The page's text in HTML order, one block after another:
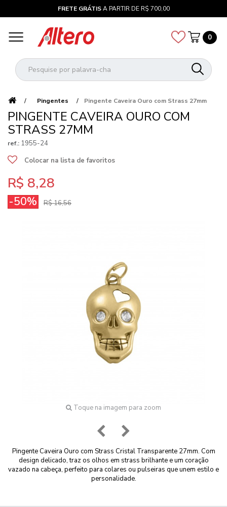
FRETE GRÁTISA PARTIR DE R$ 700,00
0
Pingentes Pingente Caveira Ouro com Strass 27mm
PINGENTE CAVEIRA OURO COM
STRASS 27MM
ref.: 1955-24
Colocar na lista de favoritos
R$ 8,28
-50% R$ 16,56
Toque na imagem para zoom
Pingente Caveira Ouro com Strass Cristal Transparente 27mm. Com
design delicado, traz os olhos em strass brilhante e um coração
vazado na cabeça, perfeito para colares ou pulseiras que unem estilo e
personalidade.